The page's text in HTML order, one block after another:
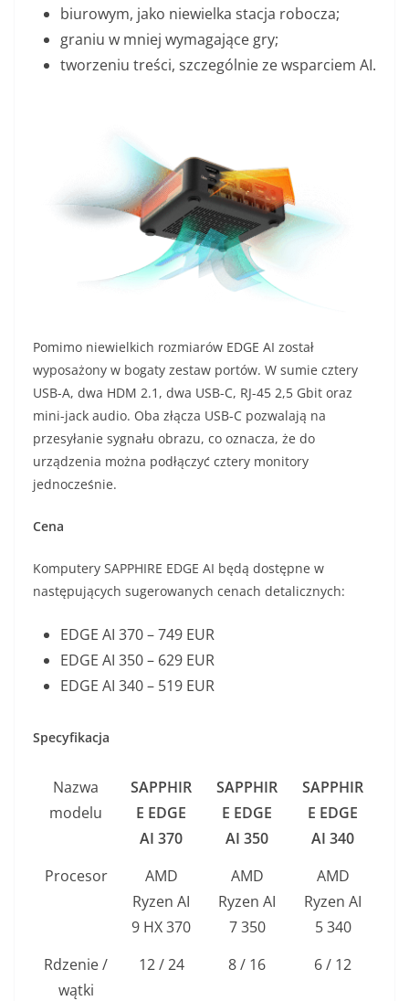
biurowym, jako niewielka stacja robocza;
graniu w mniej wymagające gry;
tworzeniu treści, szczególnie ze wsparciem AI.
Pomimo niewielkich rozmiarów EDGE AI został
wyposażony w bogaty zestaw portów. W sumie cztery
USB-A, dwa HDM 2.1, dwa USB-C, RJ-45 2,5 Gbit oraz
mini-jack audio. Oba złącza USB-C pozwalają na
przesyłanie sygnału obrazu, co oznacza, że do
urządzenia można podłączyć cztery monitory
jednocześnie.
Cena
Komputery SAPPHIRE EDGE AI będą dostępne w
następujących sugerowanych cenach detalicznych:
EDGE AI 370 – 749 EUR
EDGE AI 350 – 629 EUR
EDGE AI 340 – 519 EUR
Specyfikacja
Nazwa
modelu
SAPPHIR
E EDGE
AI 370
SAPPHIR
E EDGE
AI 350
SAPPHIR
E EDGE
AI 340
Procesor
AMD
Ryzen AI
9 HX 370
AMD
Ryzen AI
7 350
AMD
Ryzen AI
5 340
Rdzenie /
wątki
12 / 24 8 / 16 6 / 12